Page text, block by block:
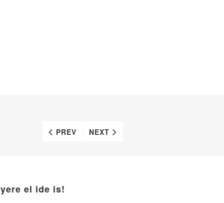
PREV NEXT
el ide is!